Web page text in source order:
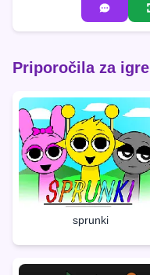
Priporočila za igre
sprunki